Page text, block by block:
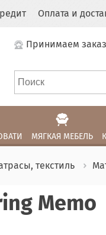
Кредит Оплата и
Принимаем
МЯГКАЯ МЕБЕЛЬ
текстиль
Memo